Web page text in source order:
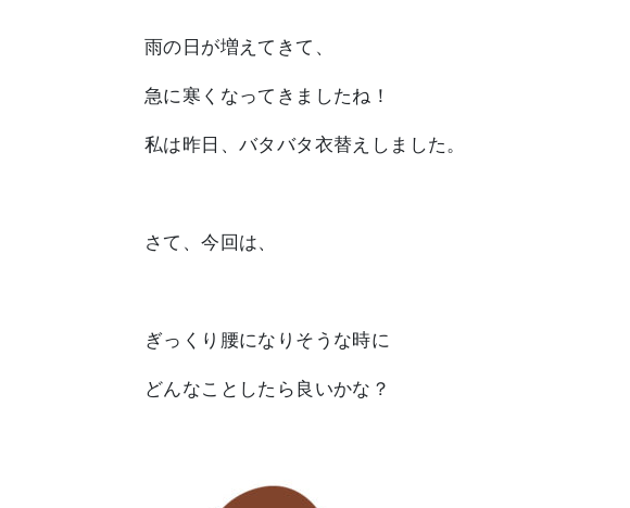
雨の日が増えてきて、
急に寒くなってきましたね！
私は昨日、バタバタ衣替えしました。
さて、今回は、
ぎっくり腰になりそうな時に
どんなことしたら良いかな？